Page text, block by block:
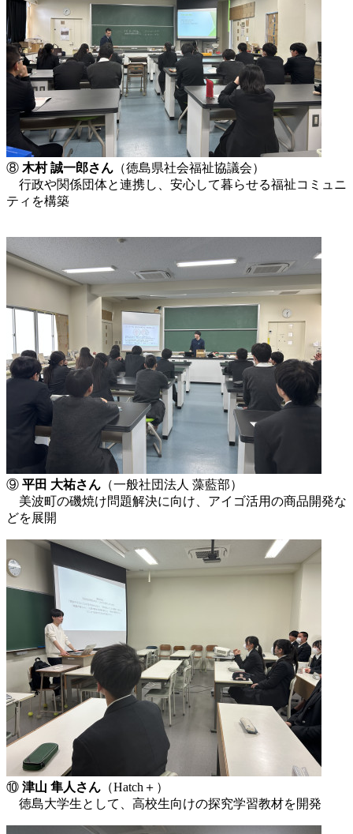
⑧ 木村 誠一郎さん （徳島県社会福祉協議会）
行政や関係団体と連携し、安心して暮らせる福祉コミュニ
ティを構築
⑨ 平田 大祐さん （一般社団法人 藻藍部）
美波町の磯焼け問題解決に向け、アイゴ活用の商品開発な
どを展開
⑩ 津山 隼人さん （Hatch＋）
徳島大学生として、高校生向けの探究学習教材を開発